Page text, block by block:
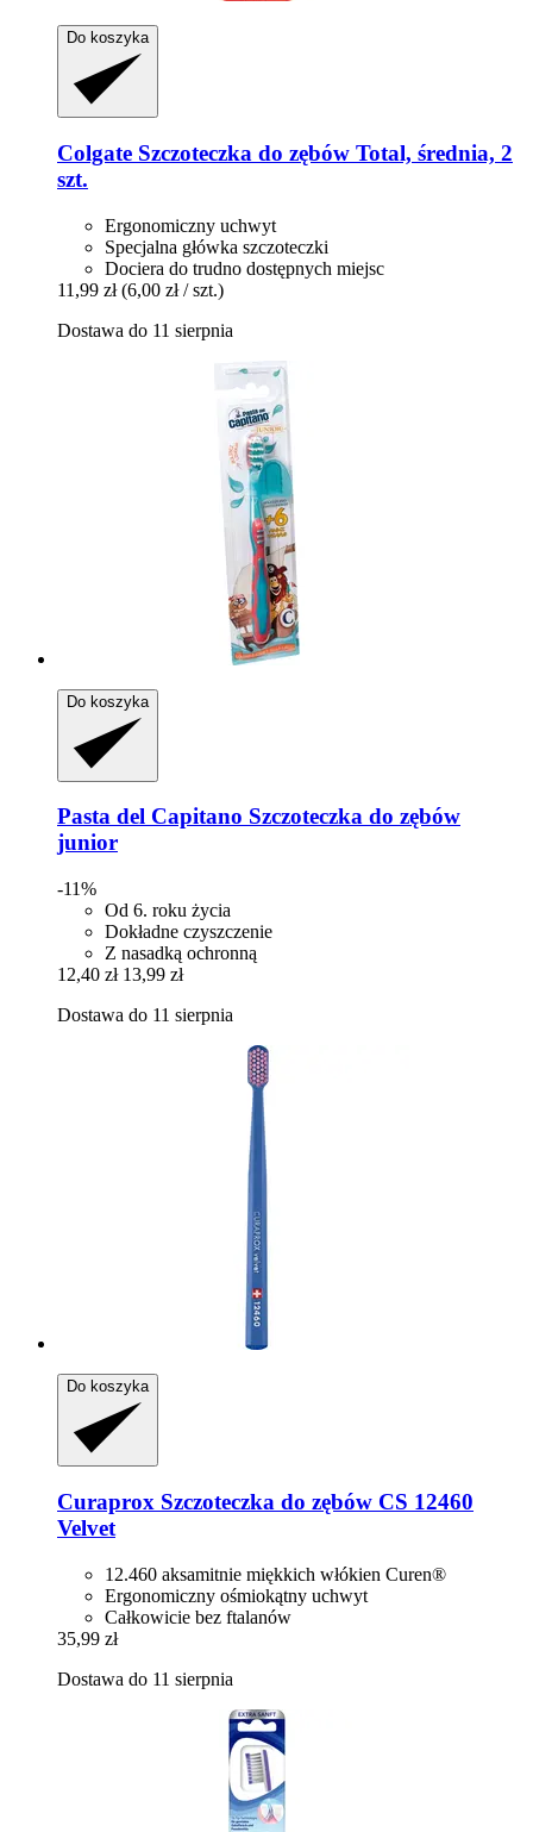
Do koszyka
Colgate Szczoteczka do zębów Total, średnia, 2
szt.
Ergonomiczny uchwyt
Specjalna główka szczoteczki
Dociera do trudno dostępnych miejsc
11,99 zł (6,00 zł / szt.)
Dostawa do 11 sierpnia
Do koszyka
Pasta del Capitano Szczoteczka do zębów
junior
-11%
Od 6. roku życia
Dokładne czyszczenie
Z nasadką ochronną
12,40 zł 13,99 zł
Dostawa do 11 sierpnia
Do koszyka
Curaprox Szczoteczka do zębów CS 12460
Velvet
12.460 aksamitnie miękkich włókien Curen®
Ergonomiczny ośmiokątny uchwyt
Całkowicie bez ftalanów
35,99 zł
Dostawa do 11 sierpnia